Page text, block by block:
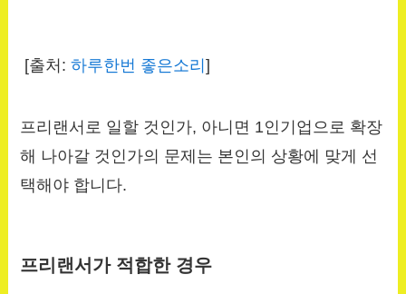
[출처:하루한번 좋은소리]
프리랜서로 일할 것인가, 아니면 1인기업으로 확장
해 나아갈 것인가의 문제는 본인의 상황에 맞게 선
택해야 합니다.
프리랜서가 적합한 경우